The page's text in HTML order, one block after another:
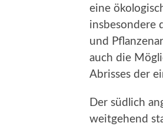
eine
insbesondere
und
auch die
Abrisses der
Der südlich
weitgehend